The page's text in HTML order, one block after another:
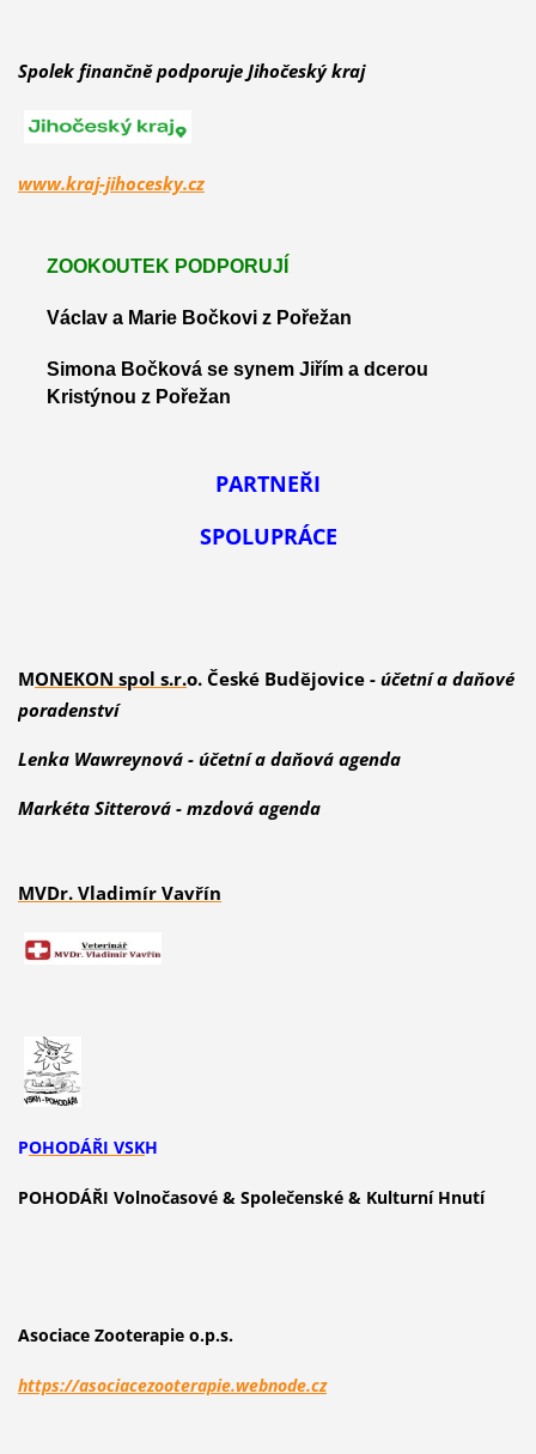
Spolek finančně podporuje Jihočeský kraj
www.kraj-jihocesky.cz
ZOOKOUTEK PODPORUJÍ
Václav a Marie Bočkovi z Pořežan
Simona Bočková se synem Jiřím a dcerou
Kristýnou z Pořežan
PARTNEŘI
SPOLUPRÁCE
MONEKON spol s.r.o. České Budějovice - účetní a daňové
poradenství
Lenka Wawreynová - účetní a daňová agenda
Markéta Sitterová - mzdová agenda
MVDr. Vladimír Vavřín
POHODÁŘI VSKH
POHODÁŘI Volnočasové & Společenské & Kulturní Hnutí
Asociace Zooterapie o.p.s.
https://asociacezooterapie.webnode.cz